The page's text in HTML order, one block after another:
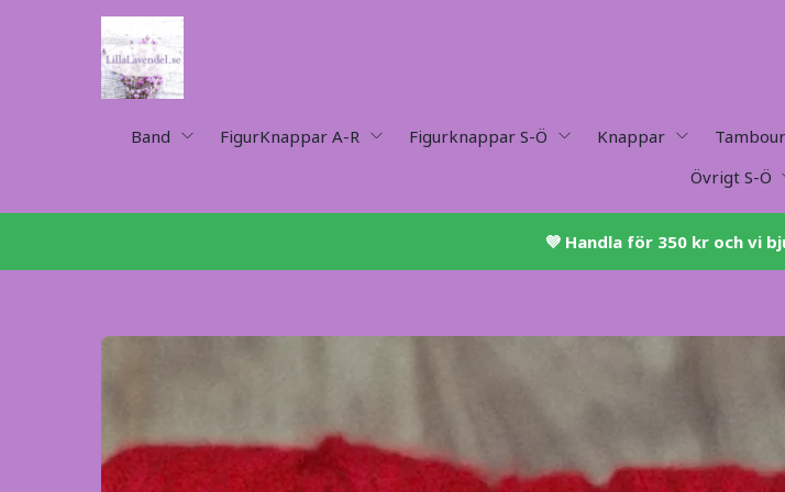
Band FigurKnappar A-R Figurknappar S-Ö Knappar
Övrigt S-Ö
💜 ​Handla för 350 kr och vi